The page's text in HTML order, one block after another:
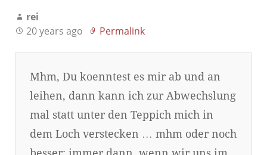
rei
20 years ago
Permalink
Mhm, Du koenntest es mir ab und an
leihen, dann kann ich zur Abwechslung
mal statt unter den Teppich mich in
dem Loch verstecken … mhm oder noch